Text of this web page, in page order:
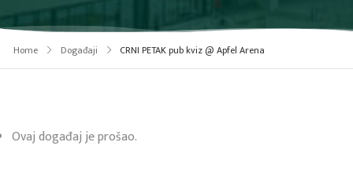
Home Događaji CRNI PETAK pub kviz @ Apfel Arena
Ovaj događaj je prošao.